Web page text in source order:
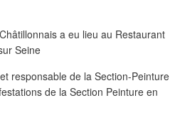
responsable de la Section-Peinture
de la Section Peinture en